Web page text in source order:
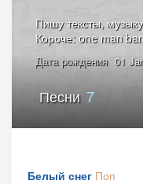
Пишу тексты,
Короче: one man
Дата рождения 01
Песни7
Белый снег Поп